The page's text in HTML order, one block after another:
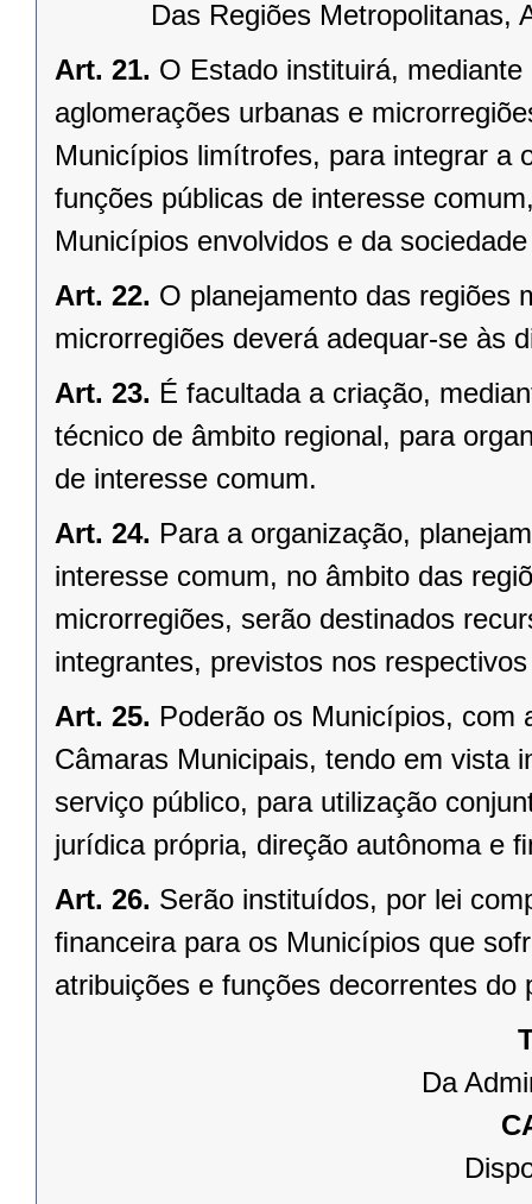
Das Regiões Metropolitanas,
Art. 21. O Estado instituirá,
aglomerações urbanas e
Municípios limítrofes, para integrar a
funções públicas de interesse
Municípios envolvidos e da
Art. 22. O planejamento das regiões
microrregiões deverá adequar-se às
Art. 23. É facultada a criação,
técnico de âmbito regional, para
de interesse comum.
Art. 24. Para a organização,
interesse comum, no âmbito das
microrregiões, serão destinados
integrantes, previstos nos
Art. 25. Poderão os Municípios, com
Câmaras Municipais, tendo em vista
serviço público, para utilização
jurídica própria, direção autônoma e
Art. 26. Serão instituídos, por lei
ﬁnanceira para os Municípios que
atribuições e funções decorrentes do
Da